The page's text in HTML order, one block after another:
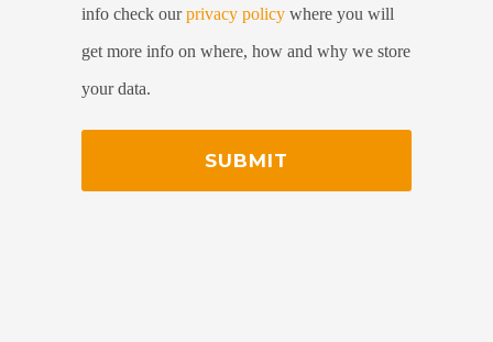
info check ourprivacy policy where you will
get more info on where, how and why we store
your data.